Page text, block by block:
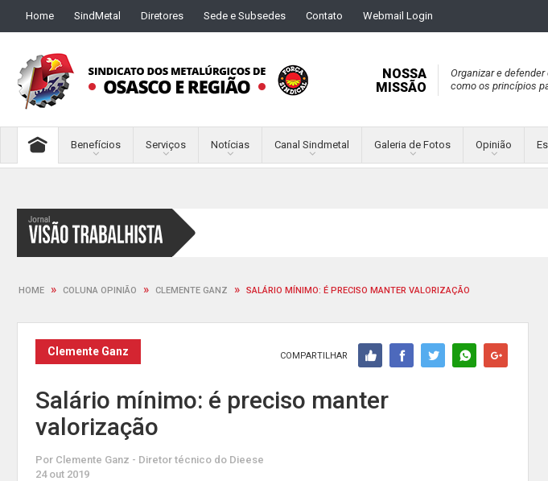
Home SindMetal Diretores Sede e Subsedes Contato Webmail Login
NOSSA
MISSÃO
Organizar e
como os princípios
Benefícios Serviços Notícias Canal Sindmetal Galeria de Fotos Opinião
HOME » COLUNA OPINIÃO » CLEMENTE GANZ » SALÁRIO MÍNIMO: É PRECISO MANTER VALORIZAÇÃO
Clemente Ganz COMPARTILHAR
Salário mínimo: é preciso manter
valorização
Por Clemente Ganz - Diretor técnico do Dieese
24 out 2019